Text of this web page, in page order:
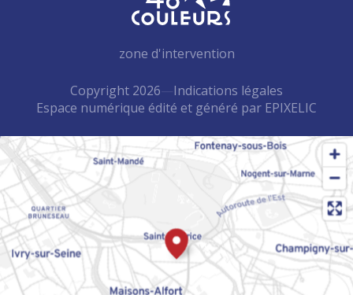
zone d'intervention
Copyright 2026—Indications légales
—
Espace numérique édité et généré par EPIXELIC